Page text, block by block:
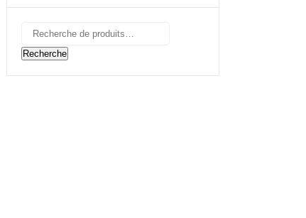
Recherche
pour :
Recherche